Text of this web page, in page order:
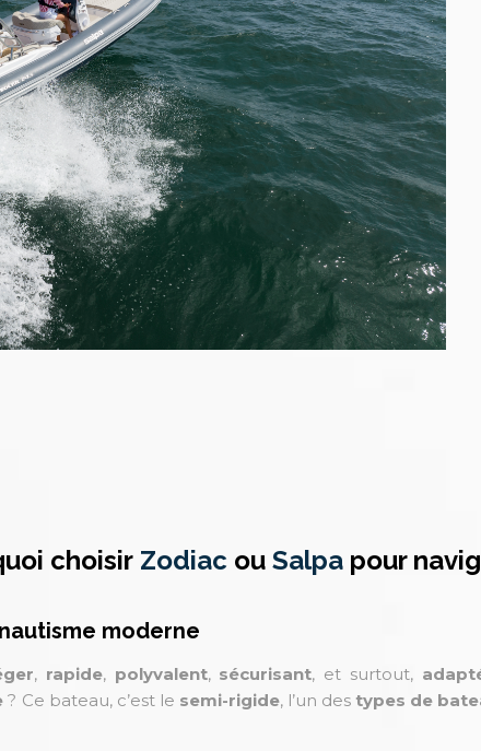
choisir Zodiac ou Salpa pour
moderne
, rapide, polyvalent, sécurisant, et surtout,
? Ce bateau, c’est le semi-rigide, l’un des types de